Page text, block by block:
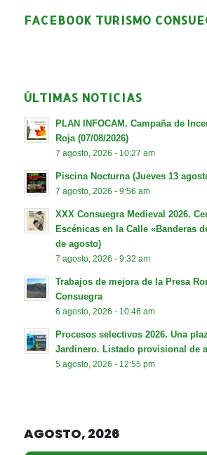
FACEBOOK TURISMO
ÚLTIMAS NOTICIAS
PLAN INFOCAM. Campaña de
Roja (07/08/2026)
7 agosto, 2026 - 10:27 am
Piscina Nocturna (Jueves 13
7 agosto, 2026 - 9:56 am
XXX Consuegra Medieval 2026.
Escénicas en la Calle «Banderas
de agosto)
7 agosto, 2026 - 9:32 am
Trabajos de mejora de la Presa
Consuegra
6 agosto, 2026 - 10:46 am
Procesos selectivos 2026. Una
Jardinero. Listado provisional de
5 agosto, 2026 - 12:55 pm
AGOSTO, 2026